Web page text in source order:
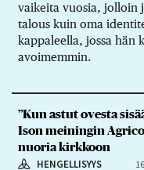
vaikeita vuosia, jolloin
talous kuin oma
kappaleella, jossa hän
avoimemmin.
”Kun astut ovesta
Ison meiningin
nuoria kirkkoon
HENGELLISYYS